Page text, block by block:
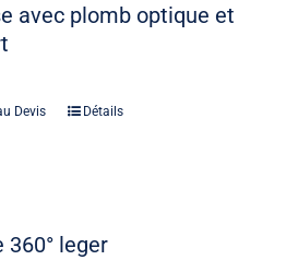
avec plomb optique et
Devis Détails
360° leger